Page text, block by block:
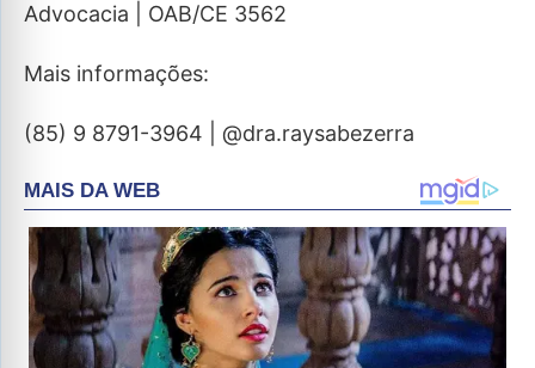
Advocacia | OAB/CE 3562
Mais informações:
(85) 9 8791-3964 | @dra.raysabezerra